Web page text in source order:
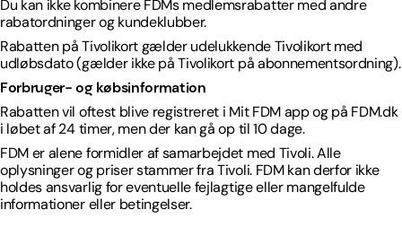
Du kan ikke kombinere FDMs medlemsrabatter med andre
rabatordninger og kundeklubber.
Rabatten på Tivolikort gælder udelukkende Tivolikort med
udløbsdato (gælder ikke på Tivolikort på abonnementsordning).
Forbruger- og købsinformation
Rabatten vil oftest blive registreret i Mit FDM app og på FDM.dk
i løbet af 24 timer, men der kan gå op til 10 dage.
FDM er alene formidler af samarbejdet med Tivoli. Alle
oplysninger og priser stammer fra Tivoli. FDM kan derfor ikke
holdes ansvarlig for eventuelle fejlagtige eller mangelfulde
informationer eller betingelser.